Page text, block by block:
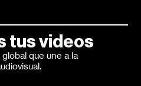
tus videos
que une a la